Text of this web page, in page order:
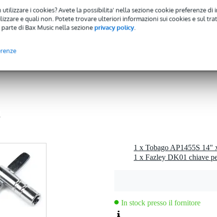
utilizzare i cookies? Avete la possibilita' nella sezione cookie preferenze di
e quali non. Potete trovare ulteriori informazioni sui cookies e sul
di Bax Music nella sezioneprivacy policy.
kg
x 45,0 x 25,0 cm
1 x Tobago AP1455S 14"
1 x Fazley DK01 chiave
In stock presso il fornitore